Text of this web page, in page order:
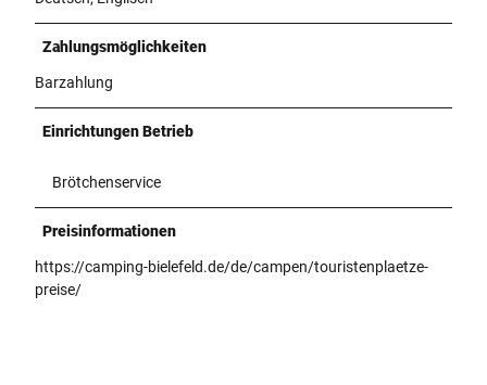
Zahlungsmöglichkeiten
Barzahlung
Einrichtungen Betrieb
Brötchenservice
Preisinformationen
https://camping-bielefeld.de/de/campen/touristenplaetze-
preise/